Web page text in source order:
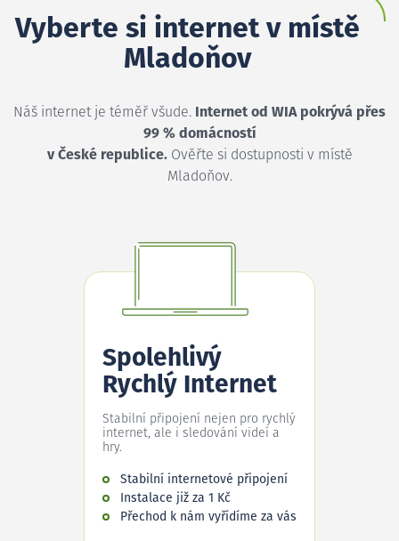
Vyberte si internet v místě
Mladoňov
Náš internet je téměř všude. Internet od WIA pokrývá přes
99 % domácností
v České republice.Ověřte si dostupnosti v místě
Mladoňov.
Spolehlivý
Rychlý Internet
Stabilní připojení nejen pro rychlý
internet, ale i sledování videí a
hry.
Stabilní internetové připojení
Instalace již za 1 Kč
Přechod k nám vyřídíme za vás